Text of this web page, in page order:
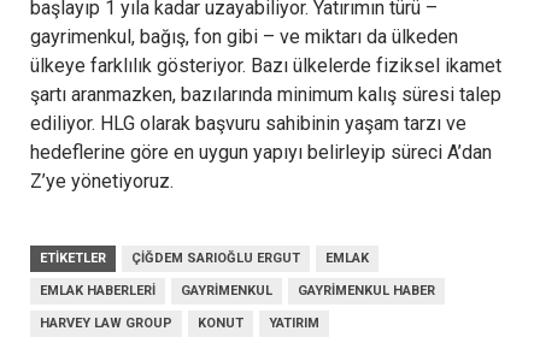
başlayıp 1 yıla kadar uzayabiliyor. Yatırımın türü –
gayrimenkul, bağış, fon gibi – ve miktarı da ülkeden
ülkeye farklılık gösteriyor. Bazı ülkelerde fiziksel ikamet
şartı aranmazken, bazılarında minimum kalış süresi talep
ediliyor. HLG olarak başvuru sahibinin yaşam tarzı ve
hedeflerine göre en uygun yapıyı belirleyip süreci A’dan
Z’ye yönetiyoruz.
ETIKETLER ÇIĞDEM SARIOĞLU ERGUT EMLAK
EMLAK HABERLERI GAYRIMENKUL GAYRIMENKUL HABER
HARVEY LAW GROUP KONUT YATIRIM